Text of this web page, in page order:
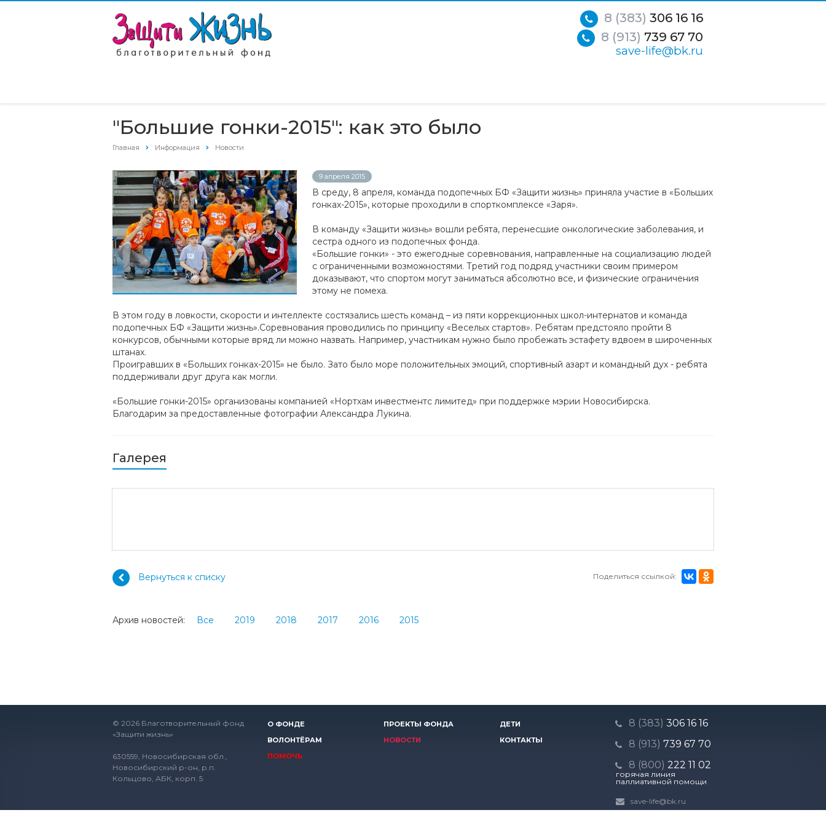
8 (383) 306 16 16
8 (913) 739 67 70
save-life@bk.ru
"Большие гонки-2015": как это было
Главная Информация Новости
9 апреля 2015
В среду, 8 апреля, команда подопечных БФ «Защити жизнь» приняла участие в «Больших
гонках-2015», которые проходили в спорткомплексе «Заря».
В команду «Защити жизнь» вошли ребята, перенесшие онкологические заболевания, и
сестра одного из подопечных фонда.
«Большие гонки» - это ежегодные соревнования, направленные на социализацию людей
с ограниченными возможностями. Третий год подряд участники своим примером
доказывают, что спортом могут заниматься абсолютно все, и физические ограничения
этому не помеха.
В этом году в ловкости, скорости и интеллекте состязались шесть команд – из пяти коррекционных школ-интернатов и команда
подопечных БФ «Защити жизнь».Соревнования проводились по принципу «Веселых стартов». Ребятам предстояло пройти 8
конкурсов, обычными которые вряд ли можно назвать. Например, участникам нужно было пробежать эстафету вдвоем в широченных
штанах.
Проигравших в «Больших гонках-2015» не было. Зато было море положительных эмоций, спортивный азарт и командный дух - ребята
поддерживали друг друга как могли.
«Большие гонки-2015» организованы компанией «Нортхам инвестментс лимитед» при поддержке мэрии Новосибирска.
Благодарим за предоставленные фотографии Александра Лукина.
Галерея
Поделиться ссылкой:
Вернуться к списку
Архив новостей: Все 2019 2018 2017 2016 2015
© 2026 Благотворительный фонд
«Защити жизнь»
630559, Новосибирская обл.,
Новосибирский р-он, р.п.
Кольцово, АБК, корп. 5
О ФОНДЕ ПРОЕКТЫ ФОНДА
ДЕТИ
ВОЛОНТЁРАМ
НОВОСТИ
КОНТАКТЫ
ПОМОЧЬ
8 (383) 306 16 16
8 (913) 739 67 70
8 (800) 222 11 02
горячая линия
паллиативной помощи
save-life@bk.ru